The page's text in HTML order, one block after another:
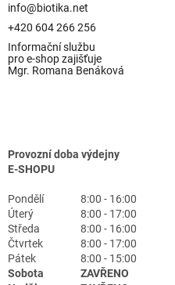
info@biotika.net
+420 604 266 256
Informační službu
pro e-shop zajišťuje
Mgr. Romana Benáková
Provozní doba výdejny
E-SHOPU
Pondělí
8:00 - 16:00
Úterý
8:00 - 17:00
Středa
8:00 - 16:00
Čtvrtek
8:00 - 17:00
Pátek
8:00 - 15:00
Sobota
ZAVŘENO